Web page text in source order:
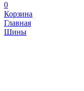
0
Корзина
Главная
Шины